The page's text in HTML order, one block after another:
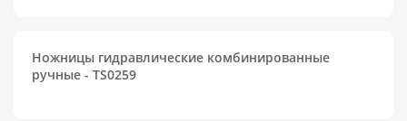
Ножницы гидравлические комбинированные
ручные - TS0259